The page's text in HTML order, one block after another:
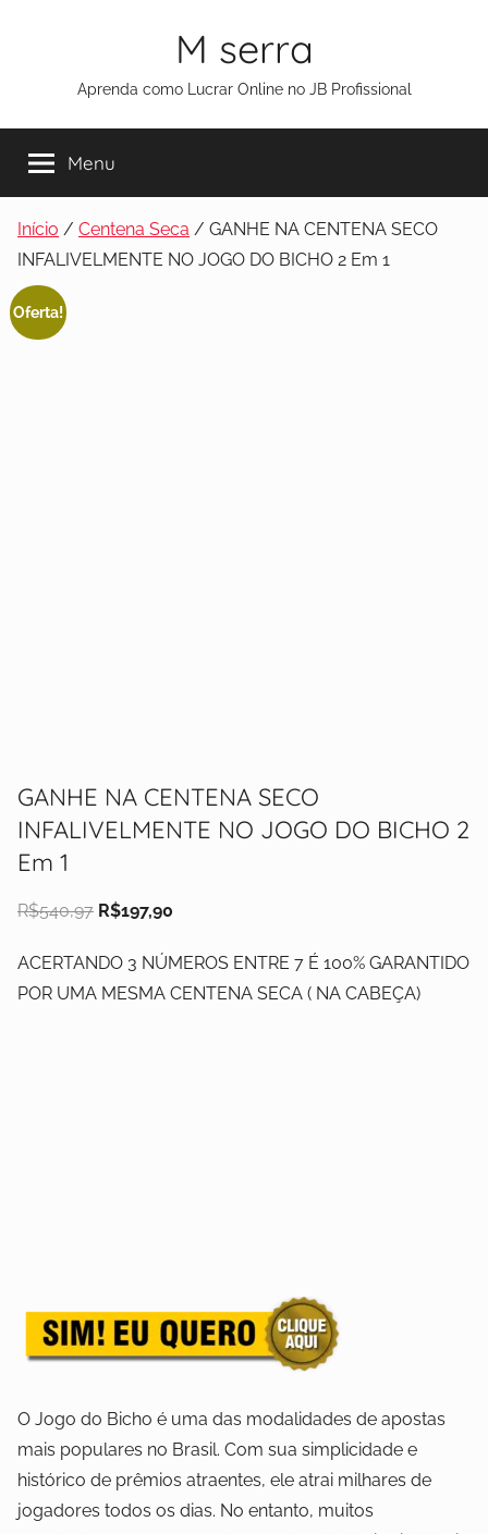
M serra
Aprenda como Lucrar Online no JB Profissional
Menu
Início / Centena Seca / GANHE NA CENTENA SECO
INFALIVELMENTE NO JOGO DO BICHO 2 Em 1
Oferta!
GANHE NA CENTENA SECO
INFALIVELMENTE NO JOGO DO BICHO 2
Em 1
R$540,97 R$197,90
ACERTANDO 3 NÚMEROS ENTRE 7 É 100% GARANTIDO
POR UMA MESMA CENTENA SECA ( NA CABEÇA)
O Jogo do Bicho é uma das modalidades de apostas
mais populares no Brasil. Com sua simplicidade e
histórico de prêmios atraentes, ele atrai milhares de
jogadores todos os dias. No entanto, muitos